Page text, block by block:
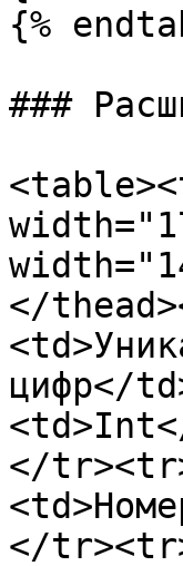
{%
###
</
цифр</
</
</